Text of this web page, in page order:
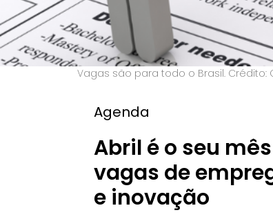
Vagas são para todo o Brasil. Crédito:
Agenda
Abril é o seu
vagas de
e inovação